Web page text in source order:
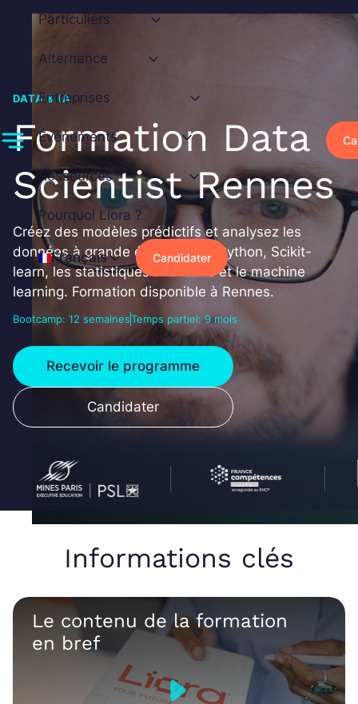
Particuliers
Alternance
Entreprises
Événements
Ressources
Pourquoi Liora ?
Français Candidater
DATA & IA
Formation Data
Scientist Rennes
Créez des modèles prédictifs et analysez les
données à grande échelle avec Python, Scikit-
learn, les statistiques avancées et le machine
learning. Formation disponible à Rennes.
Bootcamp: 12 semainesTemps partiel: 9 mois
Recevoir le programme
Candidater
Informations clés
Le contenu de la formation
en bref